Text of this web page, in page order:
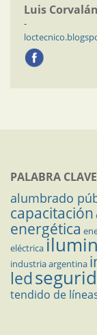
Luis Corvalán
-
PALABRA CLAVE
alumbrado
capacitación
energética
eléctrica
industria argentina
led
tendido de